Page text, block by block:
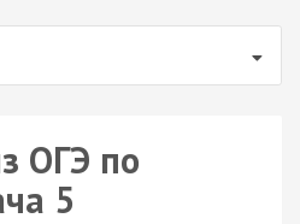
ОГЭ по
5